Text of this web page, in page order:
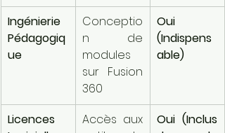
Ingénierie
Pédagogiq
ue
Conceptio
n de
modules
sur Fusion
360
Oui
(Indispens
able)
Licences
Accès aux
Oui (Inclus